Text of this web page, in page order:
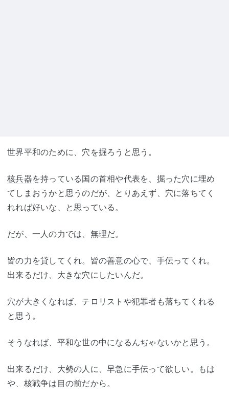
世界平和のために、穴を掘ろうと思う。
核兵器を持っている国の首相や代表を、掘った穴に埋め
てしまおうかと思うのだが、とりあえず、穴に落ちてく
れれば好いな、と思っている。
だが、一人の力では、無理だ。
皆の力を貸してくれ。皆の善意の心で、手伝ってくれ。
出来るだけ、大きな穴にしたいんだ。
穴が大きくなれば、テロリストや犯罪者も落ちてくれる
と思う。
そうなれば、平和な世の中になるんぢゃないかと思う。
出来るだけ、大勢の人に、早急に手伝って欲しい。もは
や、核戦争は目の前だから。